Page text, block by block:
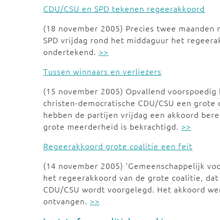
CDU/CSU en SPD tekenen regeerakkoord
(18 november 2005) Precies twee maanden
SPD vrijdag rond het middaguur het
ondertekend. >>
Tussen winnaars en verliezers
(15 november 2005) Opvallend
christen-democratische CDU/CSU een
hebben de partijen vrijdag een akkoord
grote meerderheid is bekrachtigd. >>
Regeerakkoord grote coalitie een feit
(14 november 2005) 'Gemeenschappelijk
het regeerakkoord van de grote coalitie, dat
CDU/CSU wordt voorgelegd. Het akkoord
ontvangen. >>